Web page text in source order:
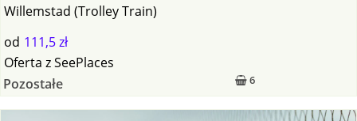
Willemstad (Trolley Train)
od 111,5 zł
6
Oferta zSeePlaces
Pozostałe